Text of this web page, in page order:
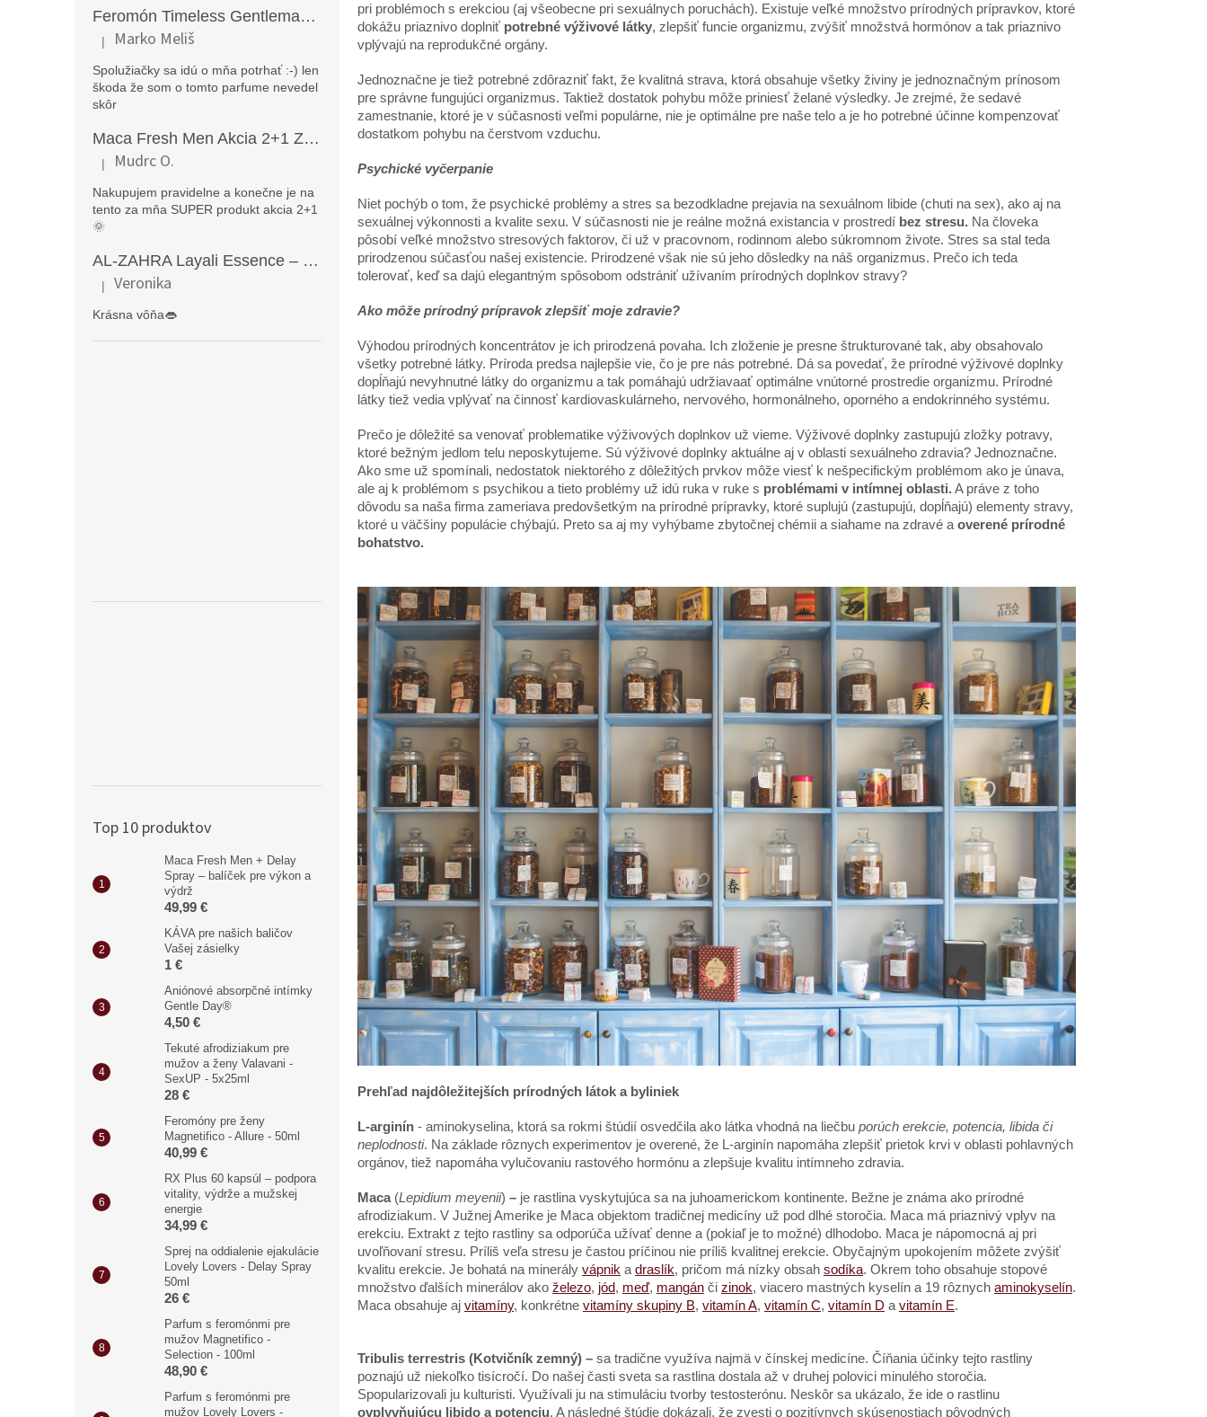
Feromón Timeless Gentleman silný feromónový parfém pre mužov - 50ml
Hodnotenie produktu je 5 z 5 hviezdičiek.
| Marko Meliš
Spolužiačky sa idú o mňa potrhať :-) len
škoda že som o tomto parfume nevedel
skôr
Maca Fresh Men Akcia 2+1 ZDARMA (270kapsúl )
Hodnotenie produktu je 5 z 5 hviezdičiek.
| Mudrc O.
Nakupujem pravidelne a konečne je na
tento za mňa SUPER produkt akcia 2+1
🌞
AL-ZAHRA Layali Essence – zmyselný arabský parfém pre ženy s originálnymi orientálnymi tónmi v luxusnom dubajskom štýle (50 ml)
Hodnotenie produktu je 5 z 5 hviezdičiek.
| Veronika
Krásna vôňa👄
Top 10 produktov
Maca Fresh Men + Delay
Spray – balíček pre výkon a
výdrž
49,99 €
KÁVA pre našich baličov
Vašej zásielky
1 €
Aniónové absorpčné intímky
Gentle Day®
4,50 €
Tekuté afrodiziakum pre
mužov a ženy Valavani -
SexUP - 5x25ml
28 €
Feromóny pre ženy
Magnetifico - Allure - 50ml
40,99 €
RX Plus 60 kapsúl – podpora
vitality, výdrže a mužskej
energie
34,99 €
Sprej na oddialenie ejakulácie
Lovely Lovers - Delay Spray
50ml
26 €
Parfum s feromónmi pre
mužov Magnetifico -
Selection - 100ml
48,90 €
Parfum s feromónmi pre
mužov Lovely Lovers -
pri problémoch s erekciou (aj všeobecne pri sexuálnych poruchách). Existuje veľké množstvo prírodných prípravkov, ktoré
dokážu priaznivo doplniť potrebné výživové látky, zlepšiť funcie organizmu, zvýšiť množstvá hormónov a tak priaznivo
vplývajú na reprodukčné orgány.
Jednoznačne je tiež potrebné zdôrazniť fakt, že kvalitná strava, ktorá obsahuje všetky živiny je jednoznačným prínosom
pre správne fungujúci organizmus. Taktiež dostatok pohybu môže priniesť želané výsledky. Je zrejmé, že sedavé
zamestnanie, ktoré je v súčasnosti veľmi populárne, nie je optimálne pre naše telo a je ho potrebné účinne kompenzovať
dostatkom pohybu na čerstvom vzduchu.
Psychické vyčerpanie
Niet pochýb o tom, že psychické problémy a stres sa bezodkladne prejavia na sexuálnom libide (chuti na sex), ako aj na
sexuálnej výkonnosti a kvalite sexu. V súčasnosti nie je reálne možná existancia v prostredí bez stresu. Na človeka
pôsobí veľké množstvo stresových faktorov, či už v pracovnom, rodinnom alebo súkromnom živote. Stres sa stal teda
prirodzenou súčasťou našej existencie. Prirodzené však nie sú jeho dôsledky na náš organizmus. Prečo ich teda
tolerovať, keď sa dajú elegantným spôsobom odstrániť užívaním prírodných doplnkov stravy?
Ako môže prírodný prípravok zlepšiť moje zdravie?
Výhodou prírodných koncentrátov je ich prirodzená povaha. Ich zloženie je presne štrukturované tak, aby obsahovalo
všetky potrebné látky. Príroda predsa najlepšie vie, čo je pre nás potrebné. Dá sa povedať, že prírodné výživové doplnky
dopĺňajú nevyhnutné látky do organizmu a tak pomáhajú udržiavaať optimálne vnútorné prostredie organizmu. Prírodné
látky tiež vedia vplývať na činnosť kardiovaskulárneho, nervového, hormonálneho, oporného a endokrinného systému.
Prečo je dôležité sa venovať problematike výživových doplnkov už vieme. Výživové doplnky zastupujú zložky potravy,
ktoré bežným jedlom telu neposkytujeme. Sú výživové doplnky aktuálne aj v oblasti sexuálneho zdravia? Jednoznačne.
Ako sme už spomínali, nedostatok niektorého z dôležitých prvkov môže viesť k nešpecifickým problémom ako je únava,
ale aj k problémom s psychikou a tieto problémy už idú ruka v ruke s probl émami v intímnej oblasti.A práve z toho
dôvodu sa naša firma zameriava predovšetkým na prírodné prípravky, ktoré suplujú (zastupujú, dopĺňajú) elementy stravy,
ktoré u väčšiny populácie chýbajú. Preto sa aj my vyhýbame zbytočnej chémii a siahame na zdravé a overené prírodné
bohatstvo.
Prehľad najdôležitejších prírodných látok a byliniek
L-arginín - aminokyselina, ktorá sa rokmi štúdií osvedčila ako látka vhodná na liečbu porúch erekcie, potencia, libida či
neplodnosti. Na základe rôznych experimentov je overené, že L-arginín napomáha zlepšiť prietok krvi v oblasti pohlavných
orgánov, tiež napomáha vylučovaniu rastového hormónu a zlepšuje kvalitu intímneho zdravia.
Maca (Lepidium meyenii) – je rastlina vyskytujúca sa na juhoamerickom kontinente. Bežne je známa ako prírodné
afrodiziakum. V Južnej Amerike je Maca objektom tradičnej medicíny už pod dlhé storočia. Maca má priaznivý vplyv na
erekciu. Extrakt z tejto rastliny sa odporúča užívať denne a (pokiaľ je to možné) dlhodobo. Maca je nápomocná aj pri
uvoľňovaní stresu. Príliš veľa stresu je častou príčinou nie príliš kvalitnej erekcie. Obyčajným upokojením môžete zvýšiť
kvalitu erekcie. Je bohatá na minerály vápnik a draslík, pričom má nízky obsah sodíka. Okrem toho obsahuje stopové
množstvo ďalších minerálov ako železo, jód, meď, mangán či zinok, viacero mastných kysel ín a 19 rôznych aminokyselín.
Maca obsahuje aj vitamíny, konkrétne vitamíny skupiny B, vitamín A, vitamín C, vitamín D a vitamín E.
Tribulis terrestris (Kotvičník zemný) – sa tradične využíva najmä v čínskej medicíne. Číňania účinky tejto rastliny
poznajú už niekoľko tisícročí. Do našej časti sveta sa rastlina dostala až v druhej polovici minulého storočia.
Spopularizovali ju kulturisti. Využívali ju na stimuláciu tvorby testosterónu. Neskôr sa ukázalo, že ide o rastlinu
ovplyvňujúcu libido a potenciu. A následné štúdie dokázali, že zvesti o pozitívnych skúsenostiach pôvodných